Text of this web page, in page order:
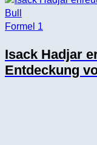
Formel 1
Isack Hadjar
Entdeckung